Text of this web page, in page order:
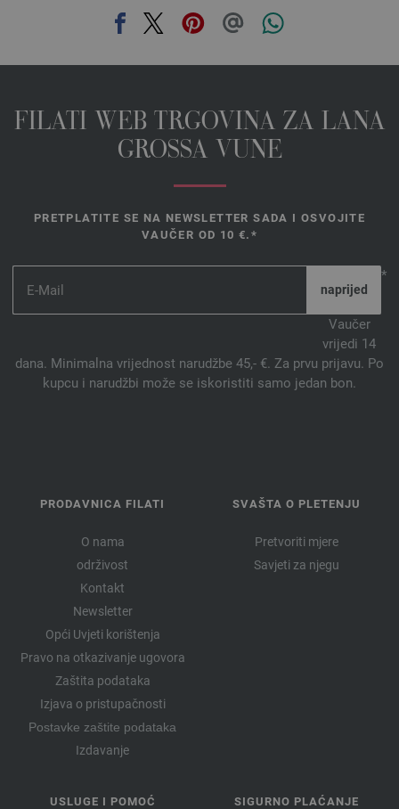
FILATI WEB TRGOVINA ZA LANA
GROSSA VUNE
PRETPLATITE SE NA NEWSLETTER SADA I OSVOJITE
VAUČER OD 10 €.*
*
Vaučer
vrijedi 14
dana. Minimalna vrijednost narudžbe 45,- €. Za prvu prijavu. Po
kupcu i narudžbi može se iskoristiti samo jedan bon.
PRODAVNICA FILATI
O nama
održivost
Kontakt
Newsletter
Opći Uvjeti korištenja
Pravo na otkazivanje ugovora
Zaštita podataka
Izjava o pristupačnosti
Postavke zaštite podataka
Izdavanje
SVAŠTA O PLETENJU
Pretvoriti mjere
Savjeti za njegu
USLUGE I POMOĆ SIGURNO PLAĆANJE